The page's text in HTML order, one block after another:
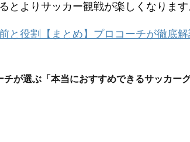
とよりサッカー観戦が楽しくなります
と役割【まとめ】プロコーチが徹底
チが選ぶ「本当におすすめできるサッカーグ